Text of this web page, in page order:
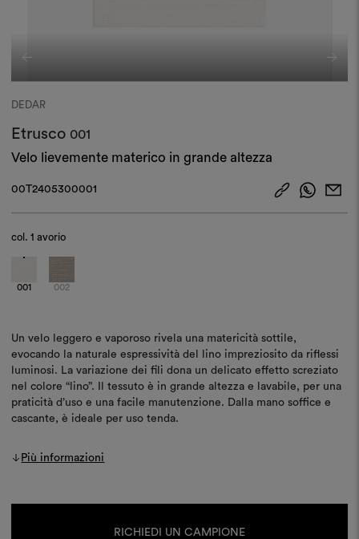
DEDAR
Etrusco 001
Velo lievemente materico in grande altezza
00T2405300001
col.1 avorio
001 002
Un velo leggero e vaporoso rivela una matericità sottile,
evocando la naturale espressività del lino impreziosito da riflessi
luminosi. La variazione dei fili dona un delicato effetto screziato
nel colore “lino”. Il tessuto è in grande altezza e lavabile, per una
praticità d’uso e una facile manutenzione. Dalla mano soffice e
cascante, è ideale per uso tenda.
Più informazioni
RICHIEDI UN CAMPIONE